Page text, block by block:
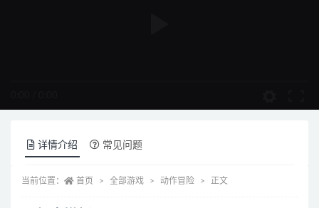
详情介绍 常见问题
当前位置： 首页 全部游戏 动作冒险 正文